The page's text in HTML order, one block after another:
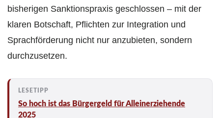
bisherigen Sanktionspraxis geschlossen – mit der
klaren Botschaft, Pflichten zur Integration und
Sprachförderung nicht nur anzubieten, sondern
durchzusetzen.
So hoch ist das Bürgergeld für Alleinerziehende
2025